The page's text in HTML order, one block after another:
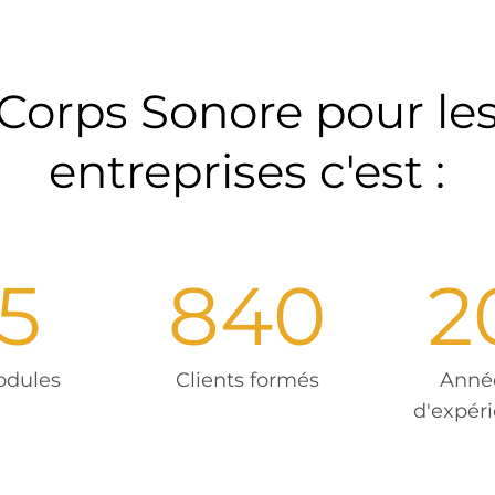
Sonore pour
entreprises c'est :
840
Clients formés